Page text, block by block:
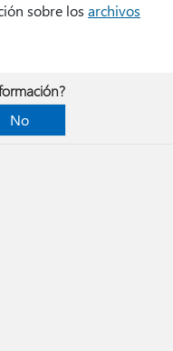
sobre los archivos
No